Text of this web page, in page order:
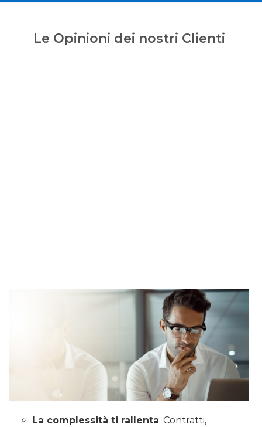
Le Opinioni dei nostri Clienti
La complessità ti rallenta: Contratti,